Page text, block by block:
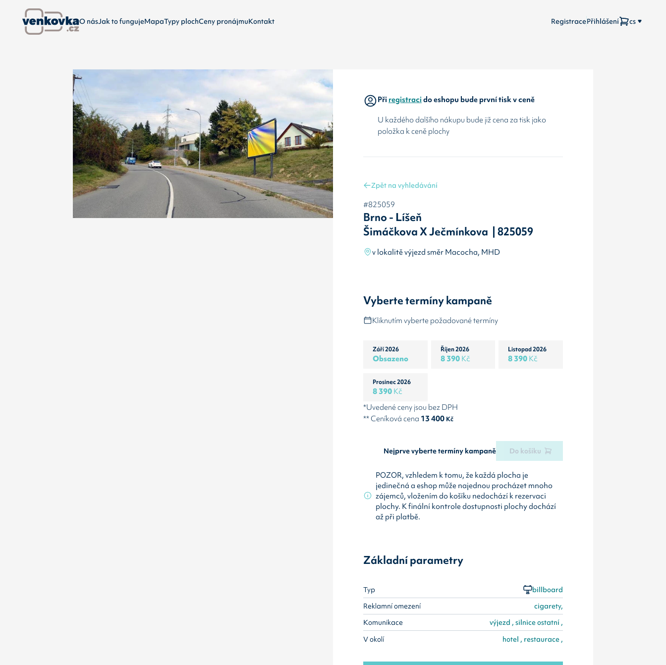
O násJak to fungujeMapaTypy plochCeny pronájmuKontakt RegistracePřihlášení cs
Přiregistracido eshopu bude první tisk v ceně
U každého dalšího nákupu bude již cena za tisk jako
položka k ceně plochy
Zpět na vyhledávání
#825059
Brno - Líšeň
Šimáčkova X Ječmínkova | 825059
v lokalitě výjezd směr Macocha, MHD
Vyberte termíny kampaně
Kliknutím vyberte požadované termíny
Září 2026
Obsazeno
Říjen 2026
8 390Kč
Listopad 2026
8 390Kč
Prosinec 2026
8 390Kč
*Uvedené ceny jsou bez DPH
** Ceníková cena 13 400 Kč
Nejprve vyberte termíny kampaně Do košíku
POZOR, vzhledem k tomu, že každá plocha je
jedinečná a eshop může najednou procházet mnoho
zájemců, vložením do košíku nedochází k rezervaci
plochy. K finální kontrole dostupnosti plochy dochází
až při platbě.
Základní parametry
Typ
billboard
Reklamní omezení
cigarety,
Komunikace
výjezd , silnice ostatní ,
V okolí
hotel , restaurace ,